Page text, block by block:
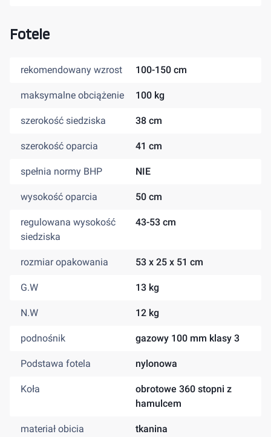
Fotele
rekomendowany wzrost 100-150 cm
maksymalne obciążenie 100 kg
szerokość siedziska 38 cm
szerokość oparcia 41 cm
spełnia normy BHP NIE
wysokość oparcia 50 cm
regulowana wysokość
siedziska
43-53 cm
rozmiar opakowania 53 x 25 x 51 cm
G.W 13 kg
N.W 12 kg
podnośnik gazowy 100 mm klasy 3
Podstawa fotela nylonowa
Koła
obrotowe 360 stopni z
hamulcem
materiał obicia tkanina